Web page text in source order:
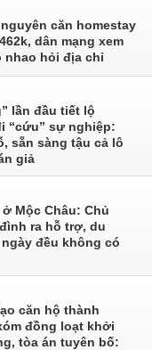
căn homestay
dân mạng xem
nhao hỏi địa chỉ
lần đầu tiết lộ
“cứu” sự nghiệp:
sẵn sàng tậu cả lô
giả
Mộc Châu: Chủ
ra hỗ trợ, du
đều không có
căn hộ thành
đồng loạt khởi
tòa án tuyên bố: